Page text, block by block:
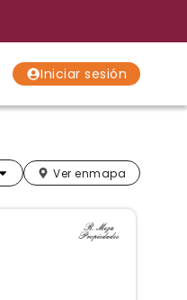
Iniciar sesión
Ver enmapa